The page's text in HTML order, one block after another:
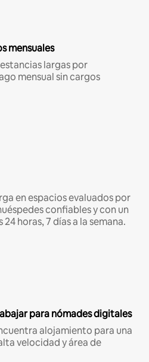
mensuales
largas por
mensual sin cargos
en espacios evaluados por
confiables y con un
horas, 7 días a la semana.
para nómades digitales
alojamiento para una
velocidad y área de